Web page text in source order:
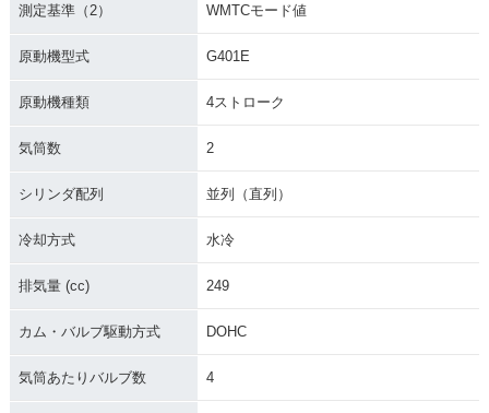
ovistar Yamaha Mo
toGP Edition・特
BS・カラーチェンジ
2016年 YZF-R25・
2016年 YZF-R25 A
測定基準（2） WMTCモード値
原動機型式 G401E
原動機種類 4ストローク
気筒数 2
シリンダ配列 並列（直列）
冷却方式 水冷
排気量 (cc) 249
カム・バルブ駆動方式 DOHC
気筒あたりバルブ数 4